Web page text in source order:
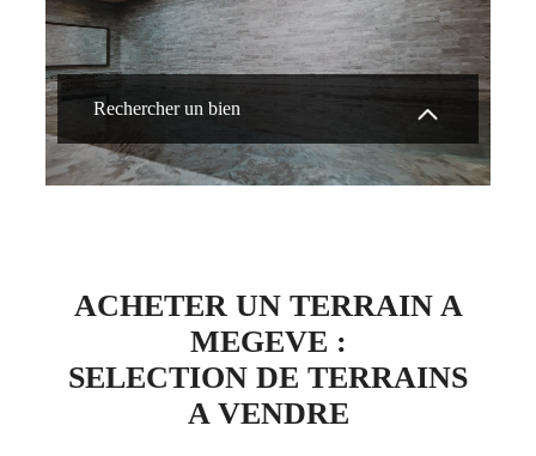
Rechercher un bien
ACHETER UN TERRAIN A
MEGEVE :
SELECTION DE TERRAINS
A VENDRE